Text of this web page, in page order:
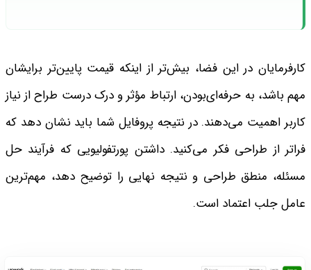
کارفرمایان در این فضا، بیش‌تر از اینکه قیمت پایین‌تر برایشان
مهم باشد، به حرفه‌ای‌بودن، ارتباط مؤثر و درک درست طراح از نیاز
کاربر اهمیت می‌دهند.در نتیجه پروفایل شما باید نشان دهد که
فراتر از طراحی فکر می‌کنید. داشتن پورتفولیویی که فرآیند حل
مسئله، منطق طراحی و نتیجه نهایی را توضیح دهد، مهم‌ترین
عامل جلب اعتماد است.